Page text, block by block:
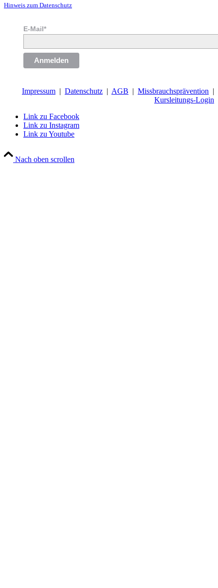
Hinweis zum Datenschutz
E-Mail*
Anmelden
Impressum | Datenschutz | AGB | Missbrauchsprävention |
Kursleitungs-Login
Link zu Facebook
Link zu Instagram
Link zu Youtube
Nach oben scrollen